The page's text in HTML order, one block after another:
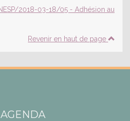
Revenir en haut de page
AGENDA